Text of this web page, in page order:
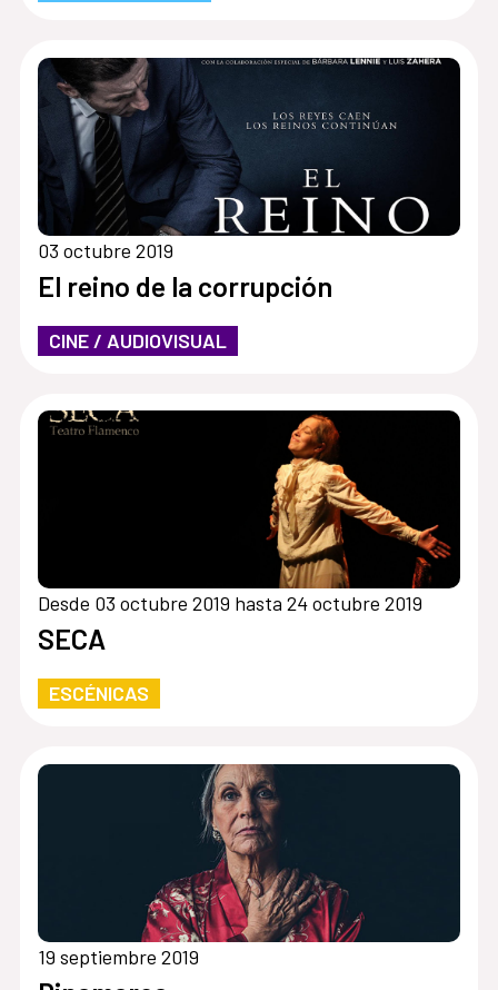
03 octubre 2019
El reino de la corrupción
CINE / AUDIOVISUAL
Desde 03 octubre 2019 hasta 24 octubre 2019
SECA
ESCÉNICAS
19 septiembre 2019